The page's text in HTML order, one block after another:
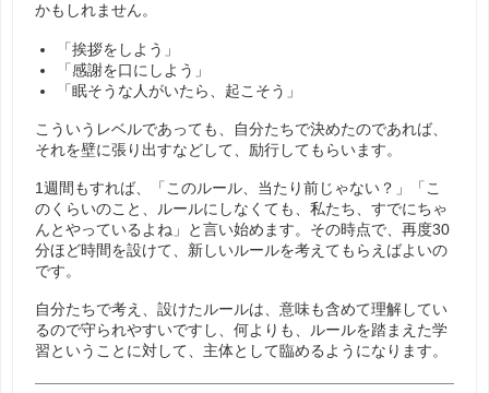
かもしれません。
「挨拶をしよう」
「感謝を口にしよう」
「眠そうな人がいたら、起こそう」
こういうレベルであっても、自分たちで決めたのであれば、
それを壁に張り出すなどして、励行してもらいます。
1週間もすれば、「このルール、当たり前じゃない？」「こ
のくらいのこと、ルールにしなくても、私たち、すでにちゃ
んとやっているよね」と言い始めます。その時点で、再度30
分ほど時間を設けて、新しいルールを考えてもらえばよいの
です。
自分たちで考え、設けたルールは、意味も含めて理解してい
るので守られやすいですし、何よりも、ルールを踏まえた学
習ということに対して、主体として臨めるようになります。